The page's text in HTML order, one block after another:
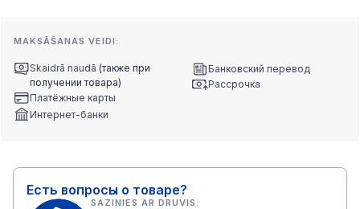
MAKSĀŠANAS VEIDI:
Skaidrā naudā (также при
получении товара)
Платёжные карты
Интернет-банки
Банковский перевод
Рассрочка
Есть вопросы о товаре?
SAZINIES AR DRUVIS: